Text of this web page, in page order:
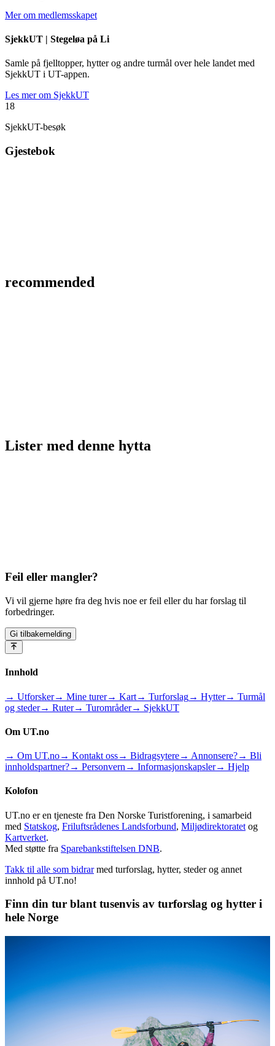
Mer om medlemsskapet
SjekkUT | Stegeløa på Li
Samle på fjelltopper, hytter og andre turmål over hele landet med
SjekkUT i UT-appen.
Les mer om SjekkUT
18
SjekkUT-besøk
Gjestebok
recommended
Lister med denne hytta
Feil eller mangler?
Vi vil gjerne høre fra deg hvis noe er feil eller du har forslag til
forbedringer.
Gi tilbakemelding
Innhold
→ Utforsker→ Mine turer→ Kart→ Turforslag→ Hytter→ Turmål
og steder→ Ruter→ Turområder→ SjekkUT
Om UT.no
→ Om UT.no→ Kontakt oss→ Bidragsytere→ Annonsere?→ Bli
innholdspartner?→ Personvern → Informasjonskapsler→ Hjelp
Kolofon
UT.no er en tjeneste fra Den Norske Turistforening, i samarbeid
med Statskog, Friluftsrådenes Landsforbund, Miljødirektoratet og
Kartverket.
Med støtte fra Sparebankstiftelsen DNB.
Takk til alle som bidrar med turforslag, hytter, steder og annet
innhold på UT.no!
Finn din tur blant tusenvis av turforslag og hytter i
hele Norge